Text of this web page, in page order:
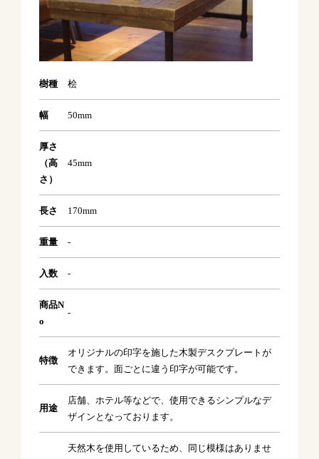
樹種 桧
幅 50mm
厚さ
（高
さ）
45mm
長さ 170mm
重量 -
入数 -
商品N
o
-
特徴
オリジナルの印字を施した木製デスクプレートが
できます。面ごとに違う印字が可能です。
用途
店舗、ホテル等などで、使用できるシンプルなデ
ザインとなっております。
天然木を使用しているため、同じ模様はありませ